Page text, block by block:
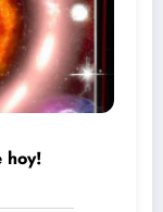
hoy!